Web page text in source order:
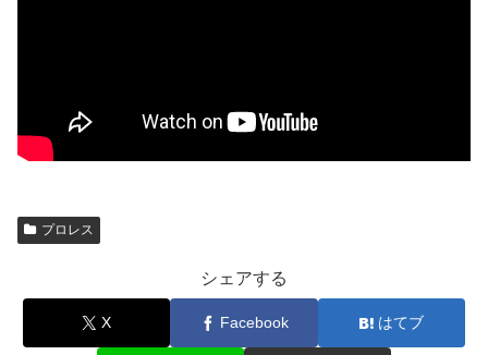
プロレス
シェアする
X Facebook はてブ